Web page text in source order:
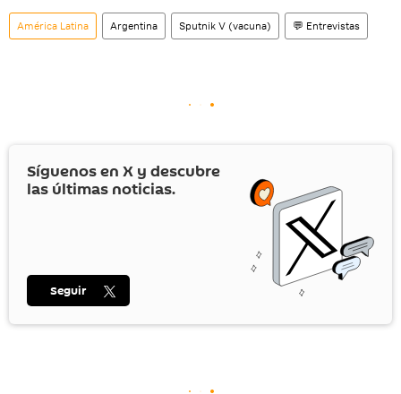
América Latina Argentina Sputnik V (vacuna) 💬 Entrevistas
Síguenos en X y descubre
las últimas noticias.
Seguir